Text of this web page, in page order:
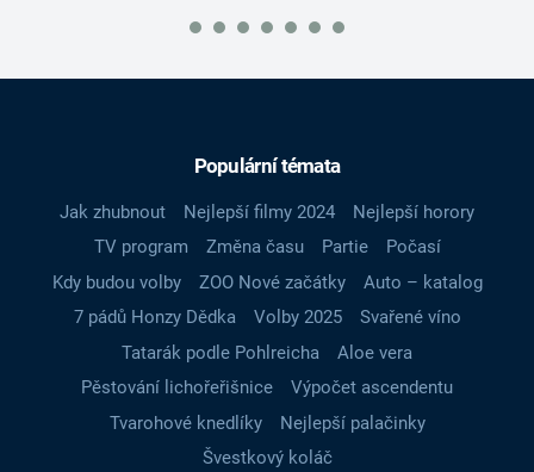
Populární témata
Jak zhubnout Nejlepší filmy 2024
Nejlepší horory
TV program
Změna času Partie
Počasí
Kdy budou volby
ZOO Nové začátky
Auto – katalog
7 pádů Honzy Dědka
Volby 2025
Svařené víno
Tatarák podle Pohlreicha
Aloe vera
Pěstování lichořeřišnice
Výpočet ascendentu
Tvarohové knedlíky
Nejlepší palačinky
Švestkový koláč